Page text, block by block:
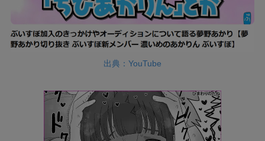
出典：YouTube